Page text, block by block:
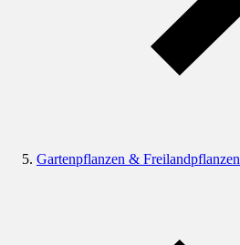
Gartenpflanzen & Freilandpflanzen